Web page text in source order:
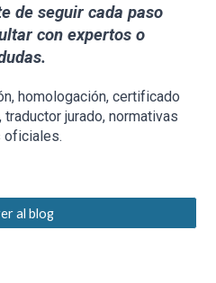
de seguir cada paso
con expertos o
homologación, certificado
jurado, normativas
oficiales.
al blog